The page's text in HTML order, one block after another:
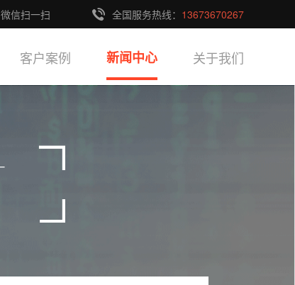
微信扫一扫 全国服务热线： 13673670267
客户案例 新闻中心 关于我们